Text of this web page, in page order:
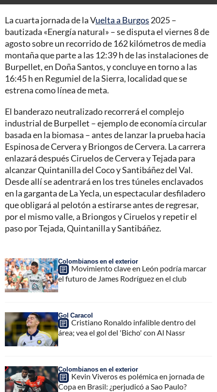
La cuarta jornada de la Vuelta a Burgos 2025 –
bautizada «Energía natural» – se disputa el viernes 8 de
agosto sobre un recorrido de 162 kilómetros de media
montaña que parte a las 12:39 h de las instalaciones de
Burpellet, en Doña Santos, y concluye en torno a las
16:45 h en Regumiel de la Sierra, localidad que se
estrena como línea de meta.
El banderazo neutralizado recorrerá el complejo
industrial de Burpellet – ejemplo de economía circular
basada en la biomasa – antes de lanzar la prueba hacia
Espinosa de Cervera y Briongos de Cervera. La carrera
enlazará después Ciruelos de Cervera y Tejada para
alcanzar Quintanilla del Coco y Santibáñez del Val.
Desde allí se adentrará en los tres túneles enclavados
en la garganta de La Yecla, un espectacular desfiladero
que obligará al pelotón a estirarse antes de regresar,
por el mismo valle, a Briongos y Ciruelos y repetir el
paso por Tejada, Quintanilla y Santibáñez.
Colombianos en el exterior
Movimiento clave en León podría marcar
el futuro de James Rodríguez en el club
Gol Caracol
Cristiano Ronaldo infalible dentro del
área; vea el gol del 'Bicho' con Al Nassr
Colombianos en el exterior
Kevin Viveros es polémica en jornada de
Copa en Brasil: ¿perjudicó a Sao Paulo?